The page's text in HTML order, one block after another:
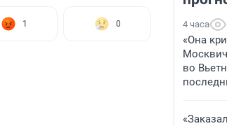
1 0 4 часа
«Она
во